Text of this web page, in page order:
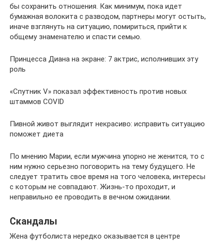
бы сохранить отношения. Как минимум, пока идет
бумажная волокита с разводом, партнеры могут остыть,
иначе взглянуть на ситуацию, помириться, прийти к
общему знаменателю и спасти семью.
Принцесса Диана на экране: 7 актрис, исполнивших эту
роль
«Спутник V» показал эффективность против новых
штаммов COVID
Пивной живот выглядит некрасиво: исправить ситуацию
поможет диета
По мнению Марии, если мужчина упорно не женится, то с
ним нужно серьезно поговорить на тему будущего. Не
следует тратить свое время на того человека, интересы
с которым не совпадают. Жизнь-то проходит, и
неправильно ее проводить в вечном ожидании.
Скандалы
Жена футболиста нередко оказывается в центре